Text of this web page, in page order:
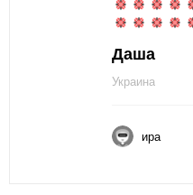
Даша
Украина
ира